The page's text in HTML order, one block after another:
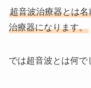
超音波治療器とは名
治療器になります。
では超音波とは何で